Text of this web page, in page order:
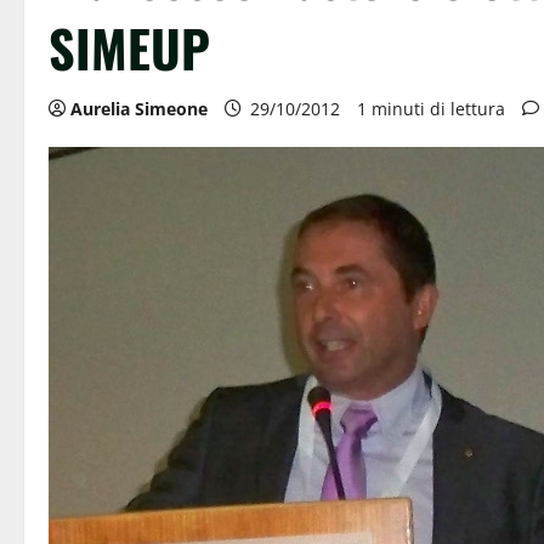
SIMEUP
Aurelia Simeone 29/10/2012 1 minuti di lettura